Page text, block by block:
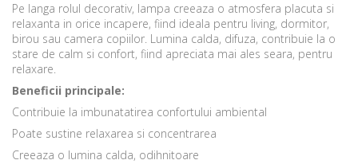
Pe langa rolul decorativ, lampa creeaza o atmosfera placuta si
relaxanta in orice incapere, fiind ideala pentru living, dormitor,
birou sau camera copiilor. Lumina calda, difuza, contribuie la o
stare de calm si confort, fiind apreciata mai ales seara, pentru
relaxare.
Beneficii principale:
Contribuie la imbunatatirea confortului ambiental
Poate sustine relaxarea si concentrarea
Creeaza o lumina calda, odihnitoare